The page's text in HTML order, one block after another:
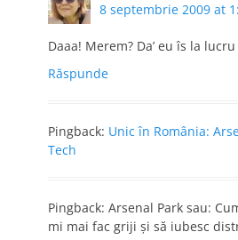
8 septembrie 2009 at
Daaa! Merem? Da’ eu îs la
Răspunde
Pingback: Unic în România:
Tech
Pingback: Arsenal Park sau:
mi mai fac griji şi să iubesc